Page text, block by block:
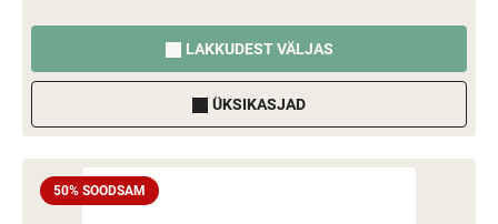
LAKKUDEST VÄLJAS
ÜKSIKASJAD
50% SOODSAM